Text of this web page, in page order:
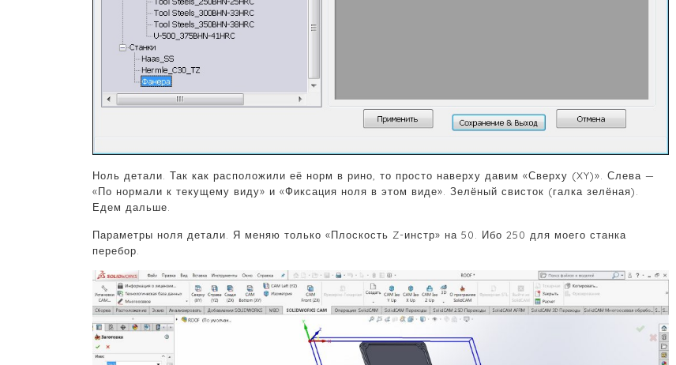
Ноль детали. Так как расположили её норм в рино, то просто наверху давим «Сверху (XY)». Слева —
«По нормали к текущему виду» и «Фиксация ноля в этом виде». Зелёный свисток (галка зелёная).
Едем дальше.
Параметры ноля детали. Я меняю только «Плоскость Z-инстр» на 50. Ибо 250 для моего станка
перебор.